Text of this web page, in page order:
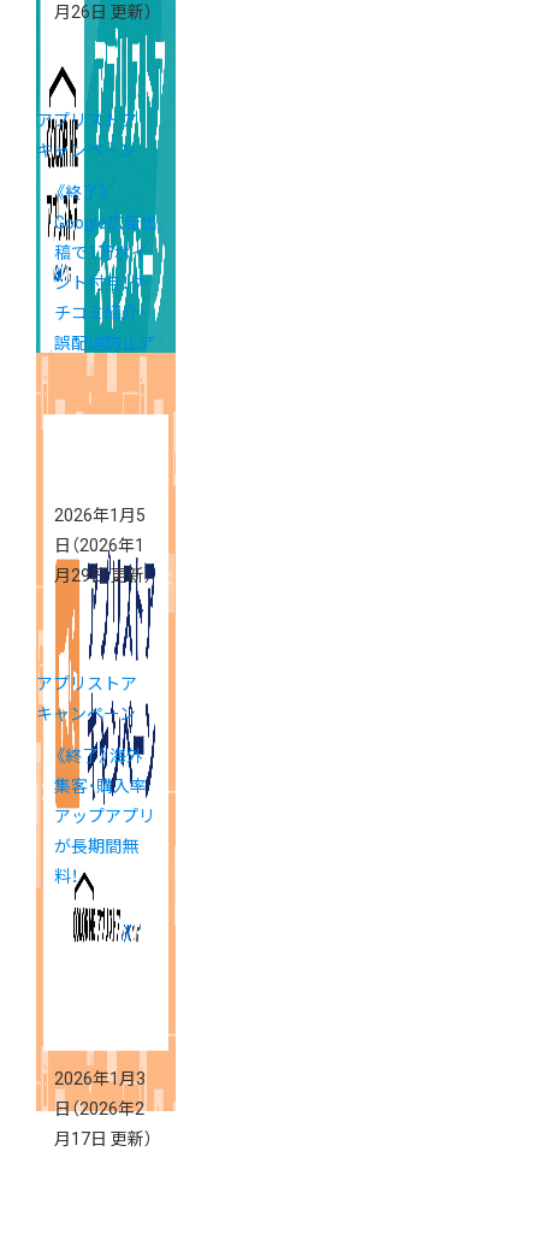
月26日 更新）
アプリストア
キャンペーン
《終了》
Google広告出
稿で1万ポイ
ント付与！ク
チコミ紹介・
誤配送防止ア
プリが長期間
無料
2026年1月5
日 （2026年1
月29日 更新）
アプリストア
キャンペーン
《終了》海外
集客・購入率
アップアプリ
が長期間無
料！
2026年1月3
日（2026年2
月17日 更新）